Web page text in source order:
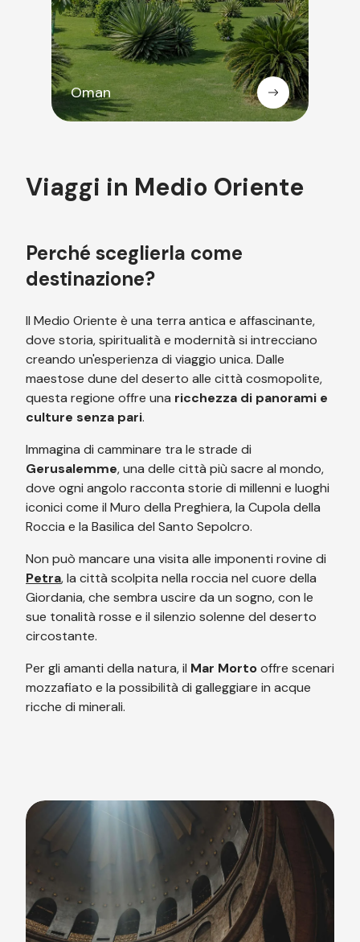
Oman
Viaggi in Medio Oriente
Perché sceglierla come
destinazione?
Il Medio Oriente è una terra antica e affascinante,
dove storia, spiritualità e modernità si intrecciano
creando un'esperienza di viaggio unica. Dalle
maestose dune del deserto alle città cosmopolite,
questa regione offre una ricchezza di panorami e
culture senza pari.
Immagina di camminare tra le strade di
Gerusalemme, una delle città più sacre al mondo,
dove ogni angolo racconta storie di millenni e luoghi
iconici come il Muro della Preghiera, la Cupola della
Roccia e la Basilica del Santo Sepolcro.
Non può mancare una visita alle imponenti rovine di
Petra, la città scolpita nella roccia nel cuore della
Giordania, che sembra uscire da un sogno, con le
sue tonalità rosse e il silenzio solenne del deserto
circostante.
Per gli amanti della natura, il Mar Mortooffre scenari
mozzafiato e la possibilità di galleggiare in acque
ricche di minerali.